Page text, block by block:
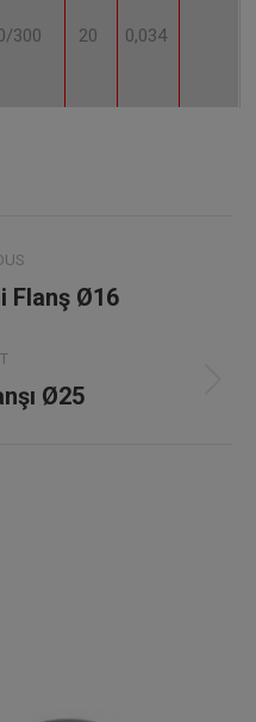
300 20 0,034
Flanş Ø16
Ø25